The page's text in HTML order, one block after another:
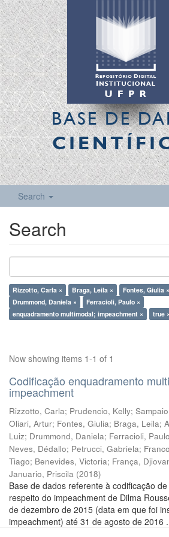
BASE DE
Search
Search
Rizzotto, Carla × Braga, Leila × Fontes, Giulia ×
Drummond, Daniela ×
Ferracioli, Paulo ×
enquadramento multimodal; impeachment ×
true ×
Now showing items 1-1 of 1
Codificação enquadramento
impeachment
Rizzotto, Carla; Prudencio, Kelly;
Oliari, Artur; Fontes, Giulia; Braga, Leila;
Luiz; Drummond, Daniela; Ferracioli, Paulo
Neves, Dédallo; Petrucci, Gabriela;
Tiago; Benevides, Victoria; França,
Januario, Priscila (2018)
Base de dados referente à codificação
respeito do impeachment de Dilma
de dezembro de 2015 (data em que foi
impeachment) até 31 de agosto de 2016